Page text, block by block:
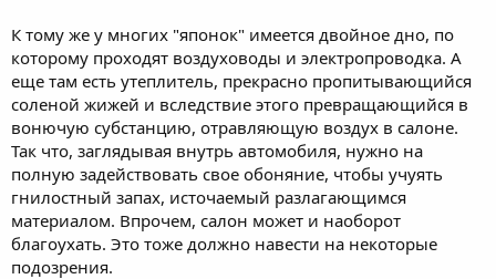
К тому же у многих "японок" имеется двойное дно, по
которому проходят воздуховоды и электропроводка. А
еще там есть утеплитель, прекрасно пропитывающийся
соленой жижей и вследствие этого превращающийся в
вонючую субстанцию, отравляющую воздух в салоне.
Так что, заглядывая внутрь автомобиля, нужно на
полную задействовать свое обоняние, чтобы учуять
гнилостный запах, источаемый разлагающимся
материалом. Впрочем, салон может и наоборот
благоухать. Это тоже должно навести на некоторые
подозрения.